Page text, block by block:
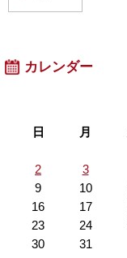
カレンダー
日
月
2
3
9
10
16
17
23
24
30
31